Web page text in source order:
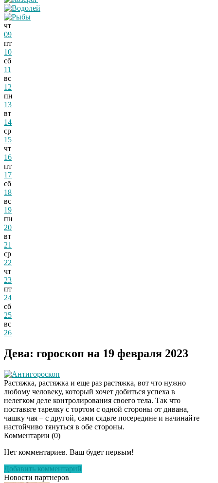
чт
09
пт
10
сб
11
вс
12
пн
13
вт
14
ср
15
чт
16
пт
17
сб
18
вс
19
пн
20
вт
21
ср
22
чт
23
пт
24
сб
25
вс
26
Дева: гороскоп на 19 февраля 2023
Антигороскоп
Растяжка, растяжка и еще раз растяжка, вот что нужно
любому человеку, который хочет добиться успеха в
нелегком деле контролирования своего тела. Так что
поставьте тарелку с тортом с одной стороны от дивана,
чашку чая – с другой, сами сядьте посередине и начинайте
настойчиво тянуться в обе стороны.
Комментарии (0)
Нет комментариев. Ваш будет первым!
Добавить комментарий
Новости партнеров
Даже самый
исчезнет с корнем,